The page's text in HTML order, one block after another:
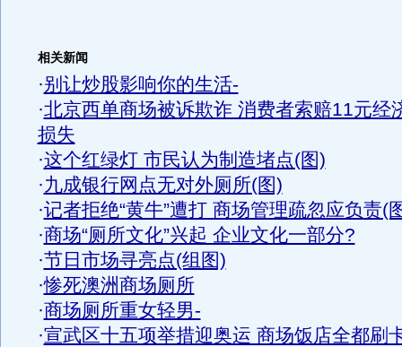
相关新闻
·别让炒股影响你的生活-
·北京西单商场被诉欺诈 消费者索赔11元经
损失
·这个红绿灯 市民认为制造堵点(图)
·九成银行网点无对外厕所(图)
·记者拒绝“黄牛”遭打 商场管理疏忽应负责(
·商场“厕所文化”兴起 企业文化一部分?
·节日市场寻亮点(组图)
·惨死澳洲商场厕所
·商场厕所重女轻男-
·宣武区十五项举措迎奥运 商场饭店全都刷